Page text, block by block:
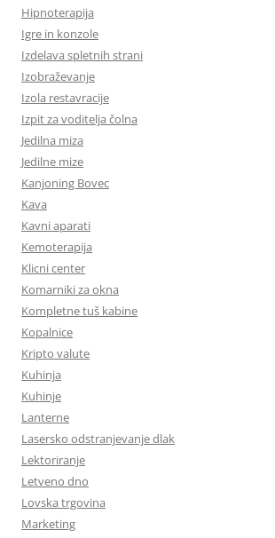
Hipnoterapija
Igre in konzole
Izdelava spletnih strani
Izobraževanje
Izola restavracije
Izpit za voditelja čolna
Jedilna miza
Jedilne mize
Kanjoning Bovec
Kava
Kavni aparati
Kemoterapija
Klicni center
Komarniki za okna
Kompletne tuš kabine
Kopalnice
Kripto valute
Kuhinja
Kuhinje
Lanterne
Lasersko odstranjevanje dlak
Lektoriranje
Letveno dno
Lovska trgovina
Marketing